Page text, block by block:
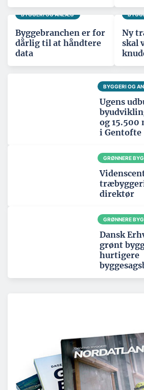
BYGGERI OG ANLÆG
Byggebranchen er for
dårlig til at håndtere
data
Ny
skal
BYGGERI OG
Ugens
og 15.500
i Gentofte
GRØNNERE
direktør
GRØNNERE
Dansk
grønt
hurtigere